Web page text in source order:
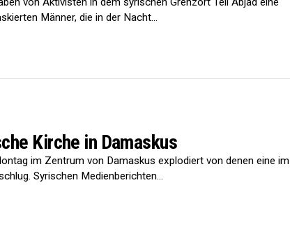
Männer, die in der Nacht...
Kirche in Damaskus
im Zentrum von Damaskus explodiert von denen eine im
Syrischen Medienberichten...